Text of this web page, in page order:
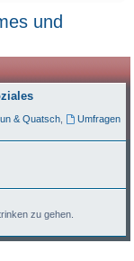
und
& Quatsch
Umfragen
zu gehen.